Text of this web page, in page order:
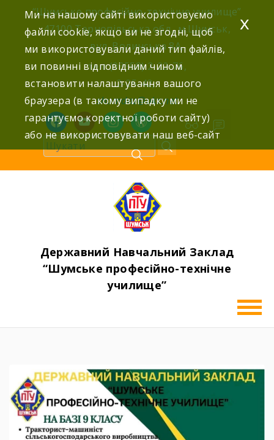
content
“Шумське професійно-технічне училище”
47100 Тернопільська обл., м.Шумськ,
вул. Волинська 8А,
тел: (03558) 2-22-76,
2-25-42,
shumdnz@ukr.net
facebookyoutubeinstagramwordpress
Державний Навчальний Заклад
“Шумське професійно-технічне
училище”
Ми на нашому сайті використовуємо
файли cookie, якщо ви не згодні, щоб
ми використовували даний тип файлів,
ви повинні відповідним чином
встановити налаштування вашого
браузера (в такому випадку ми не
гарантуємо коректної роботи сайту)
або не використовувати наш веб-сайт
x